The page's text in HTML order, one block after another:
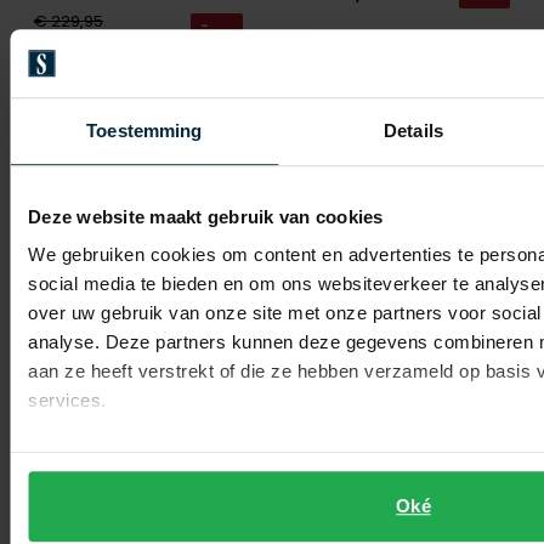
Toestemming Details
Deze website maakt gebruik van cookies
We gebruiken cookies om content en advertenties te
social media te bieden en om ons websiteverkeer te
over uw gebruik van onze site met onze partners voor
analyse. Deze partners kunnen deze gegevens combineren
aan ze heeft verstrekt of die ze hebben verzameld op basis
services.
Oké
€ 229,95
€ 114,98 -
Toevoegen aan favorieten
winterjas bruin